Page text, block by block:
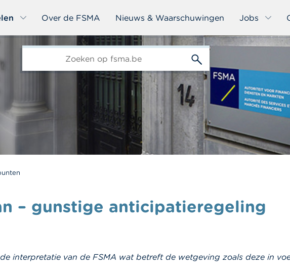
Over de FSMA Nieuws & Waarschuwingen Jobs
– gunstige anticipatieregeling
interpretatie van de FSMA wat betreft de wetgeving zoals deze in